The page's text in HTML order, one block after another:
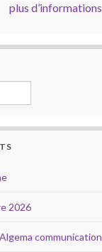
plus d’informations
2026
communication